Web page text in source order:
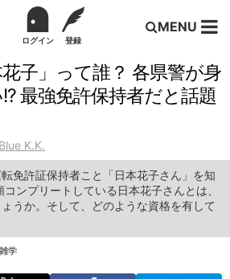
ログイン 登録
MENU
子」って誰？ 各県警が身
最強免許保持者だと話題
K.K.
免許証保持者こと「日本花子さん」を知
ンプリートしている日本花子さんとは、
うか。そして、どのような資格を有して
雑学